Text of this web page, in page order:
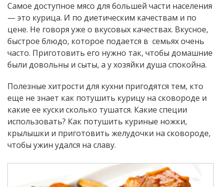
Самое доступное мясо для большей части населения
— это курица. И по диетическим качествам и по
цене. Не говоря уже о вкусовых качествах. Вкусное,
быстрое блюдо, которое подается в семьях очень
часто. Приготовить его нужно так, чтобы домашние
были довольны и сыты, а у хозяйки душа спокойна.
Полезные хитрости для кухни пригодятся тем, кто
еще не знает как потушить курицу на сковороде и
какие ее куски сколько тушатся. Какие специи
использовать? Как потушить куриные ножки,
крылышки и приготовить желудочки на сковороде,
чтобы ужин удался на славу.